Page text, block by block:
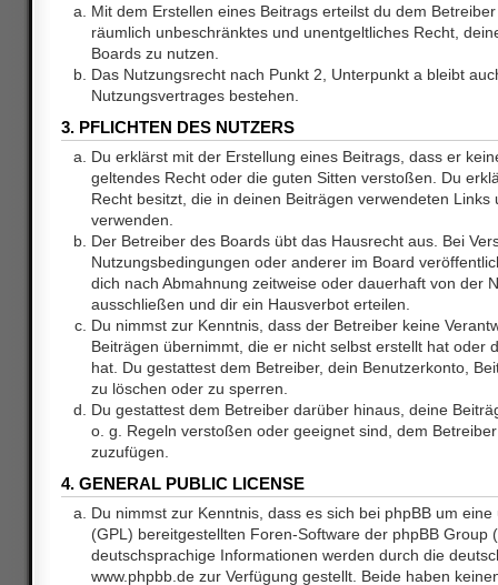
Mit dem Erstellen eines Beitrags erteilst du dem
räumlich unbeschränktes und unentgeltliches Recht,
Boards zu nutzen.
Das Nutzungsrecht nach Punkt 2, Unterpunkt a bleibt
Nutzungsvertrages bestehen.
3. PFLICHTEN DES NUTZERS
Du erklärst mit der Erstellung eines Beitrags, dass er
geltendes Recht oder die guten Sitten verstoßen. Du
Recht besitzt, die in deinen Beiträgen verwendeten Links
verwenden.
Der Betreiber des Boards übt das Hausrecht aus. Bei
Nutzungsbedingungen oder anderer im Board
dich nach Abmahnung zeitweise oder dauerhaft von der
ausschließen und dir ein Hausverbot erteilen.
Du nimmst zur Kenntnis, dass der Betreiber keine
Beiträgen übernimmt, die er nicht selbst erstellt hat oder
hat. Du gestattest dem Betreiber, dein Benutzerkonto,
zu löschen oder zu sperren.
Du gestattest dem Betreiber darüber hinaus, deine
o. g. Regeln verstoßen oder geeignet sind, dem
zuzufügen.
4. GENERAL PUBLIC LICENSE
Du nimmst zur Kenntnis, dass es sich bei phpBB um
(GPL) bereitgestellten Foren-Software der phpBB Group
deutschsprachige Informationen werden durch die
www.phpbb.de zur Verfügung gestellt. Beide haben